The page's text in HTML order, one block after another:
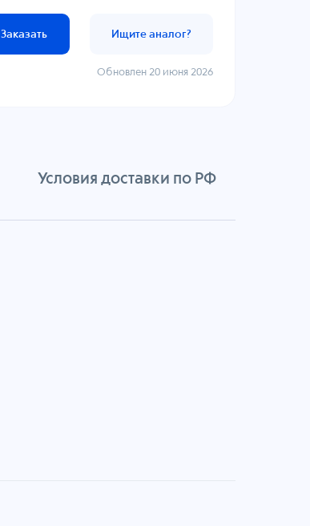
Заказать Ищите аналог?
Обновлен 20 июня 2026
Условия доставки по РФ